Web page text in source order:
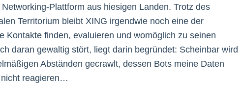
Plattform aus hiesigen Landen. Trotz des
Territorium bleibt XING irgendwie noch eine der
Kontakte finden, evaluieren und womöglich zu seinen
daran gewaltig stört, liegt darin begründet: Scheinbar wird
Abständen gecrawlt, dessen Bots meine Daten
nicht reagieren…